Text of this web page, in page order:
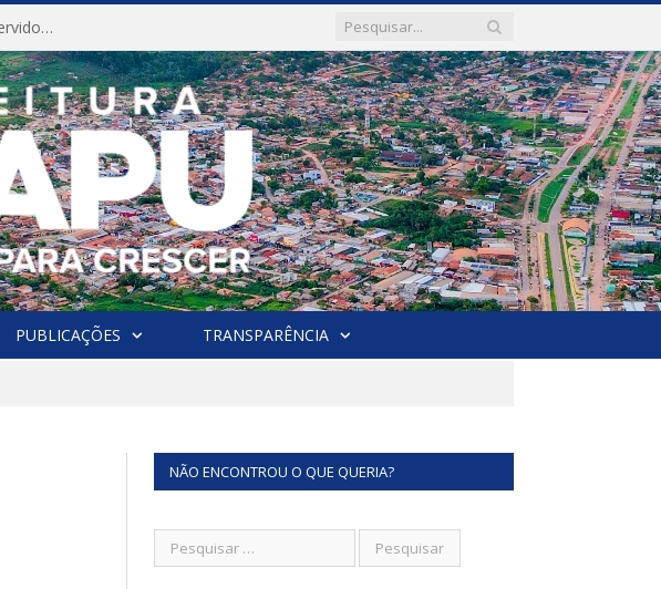
CONVITE A Prefeitura Municipal de Anapu convida todos os servidores públicos municipais para participarem da Audiência Pública de discussão da Lei de Diretrizes Orçamentárias (LDO), importante instrumento de planejamento das ações e investimentos da Administração Pública para o próximo exercício financeiro.
PUBLICAÇÕES TRANSPARÊNCIA
NÃO ENCONTROU O QUE QUERIA?